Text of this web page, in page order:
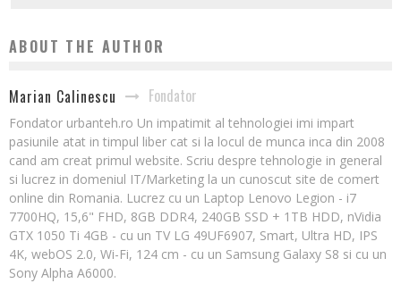
ABOUT THE AUTHOR
Marian Calinescu Fondator
Fondator urbanteh.ro Un impatimit al tehnologiei imi impart
pasiunile atat in timpul liber cat si la locul de munca inca din 2008
cand am creat primul website. Scriu despre tehnologie in general
si lucrez in domeniul IT/Marketing la un cunoscut site de comert
online din Romania. Lucrez cu un Laptop Lenovo Legion - i7
7700HQ, 15,6" FHD, 8GB DDR4, 240GB SSD + 1TB HDD, nVidia
GTX 1050 Ti 4GB - cu un TV LG 49UF6907, Smart, Ultra HD, IPS
4K, webOS 2.0, Wi-Fi, 124 cm - cu un Samsung Galaxy S8 si cu un
Sony Alpha A6000.